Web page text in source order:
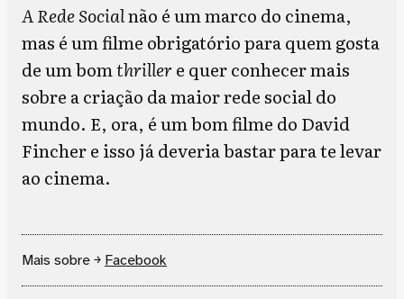
A Rede Socialnão é um marco do cinema,
mas é um filme obrigatório para quem gosta
de um bomthrillere quer conhecer mais
sobre a criação da maior rede social do
mundo. E, ora, é um bom filme do David
Fincher e isso já deveria bastar para te levar
ao cinema.
Mais sobre ￫ Facebook